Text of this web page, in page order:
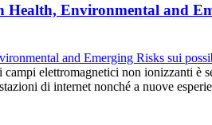
Environmental and
elettromagnetici non ionizzanti
di internet nonché a nuove